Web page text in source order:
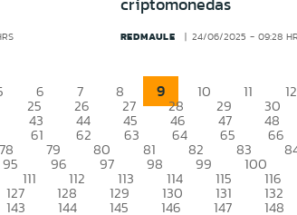
REDMAULE 24/06/2025 - 09:28
6 7 8 9 10 11 12
25 26 27 28 29 30
43 44 45 46 47 48
61 62 63 64 65 66
78 79 80 81 82 83
95 96 97 98 99 100
111 112 113 114 115 116
127 128 129 130 131 132
143 144 145 146 147 148